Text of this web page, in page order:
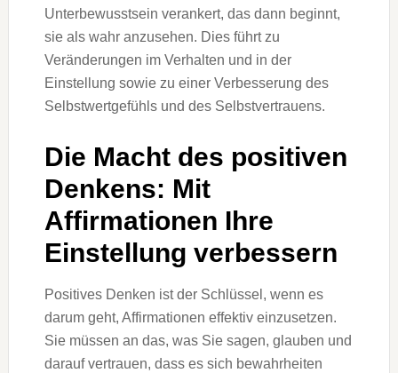
Unterbewusstsein verankert, das dann beginnt,
sie als wahr anzusehen. Dies führt zu
Veränderungen im Verhalten und in der
Einstellung sowie zu einer Verbesserung des
Selbstwertgefühls und des Selbstvertrauens.
Die Macht des positiven
Denkens: Mit
Affirmationen Ihre
Einstellung verbessern
Positives Denken ist der Schlüssel, wenn es
darum geht, Affirmationen effektiv einzusetzen.
Sie müssen an das, was Sie sagen, glauben und
darauf vertrauen, dass es sich bewahrheiten